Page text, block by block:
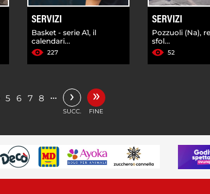
SERVIZI
Basket - serie A1, il
calendari...
227
SERVIZI
Pozzuoli (Na),
sfol...
52
5 6 7 8 … ›
SUCC.
»
FINE